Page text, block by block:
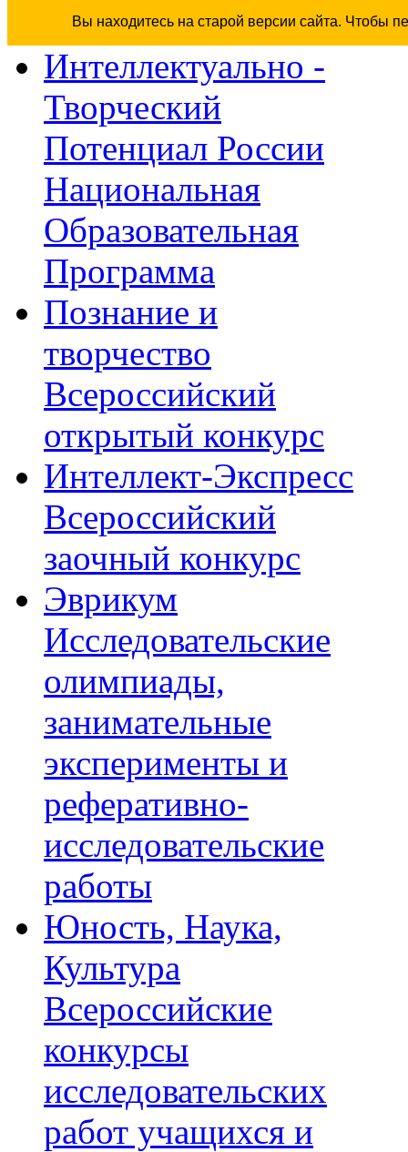
Вы находитесь на старой версии сайта. Чтобы
Интеллектуально -
Творческий
Потенциал России
Национальная
Образовательная
Программа
Познание и
творчество
Всероссийский
открытый конкурс
Интеллект-Экспресс
Всероссийский
заочный конкурс
Эврикум
Исследовательские
олимпиады,
занимательные
эксперименты и
реферативно-
исследовательские
работы
Юность, Наука,
Культура
Всероссийские
конкурсы
исследовательских
работ учащихся и